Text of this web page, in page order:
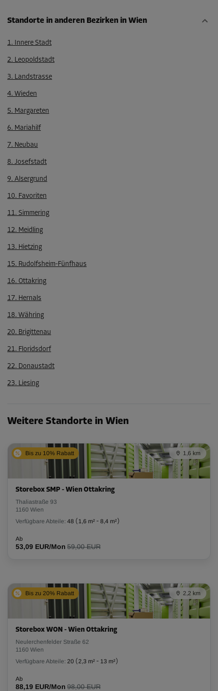
Standorte in anderen Bezirken in Wien
1. Innere Stadt
2. Leopoldstadt
3. Landstrasse
4. Wieden
5. Margareten
6. Mariahilf
7. Neubau
8. Josefstadt
9. Alsergrund
10. Favoriten
11. Simmering
12. Meidling
13. Hietzing
15. Rudolfsheim-Fünfhaus
16. Ottakring
17. Hernals
18. Währing
20. Brigittenau
21. Floridsdorf
22. Donaustadt
23. Liesing
Weitere Standorte in Wien
Bis zu 10% Rabatt 1,6 km
Storebox SMP - Wien Ottakring
Thaliastraße 93
1160 Wien
Verfügbare Abteile: 48 ( 1,6 m² - 8,4 m²)
Ab
53,09 EUR/Mon 59,00 EUR
Bis zu 20% Rabatt 2,2 km
Storebox WON - Wien Ottakring
Neulerchenfelder Straße 62
1160 Wien
Verfügbare Abteile: 20 (2,3 m² - 13 m²)
Ab
88,19 EUR/Mon 98,00 EUR